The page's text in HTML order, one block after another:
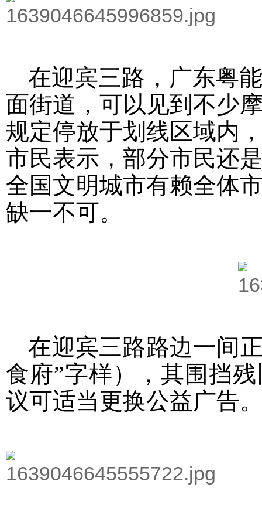
在迎宾三路，广东粤
面街道，可以见到不少
规定停放于划线区域内
市民表示，部分市民还
全国文明城市有赖全体
缺一不可。
在迎宾三路路边一间
食府”字样），其围挡
议可适当更换公益广告